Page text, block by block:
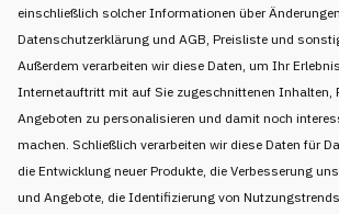
einschließlich solcher Informationen über
Datenschutzerklärung und AGB, Preisliste und
Außerdem verarbeiten wir diese Daten, um Ihr
Internetauftritt mit auf Sie zugeschnittenen Inhalten,
Angeboten zu personalisieren und damit noch
machen. Schließlich verarbeiten wir diese Daten für
die Entwicklung neuer Produkte, die Verbesserung
und Angebote, die Identifizierung von